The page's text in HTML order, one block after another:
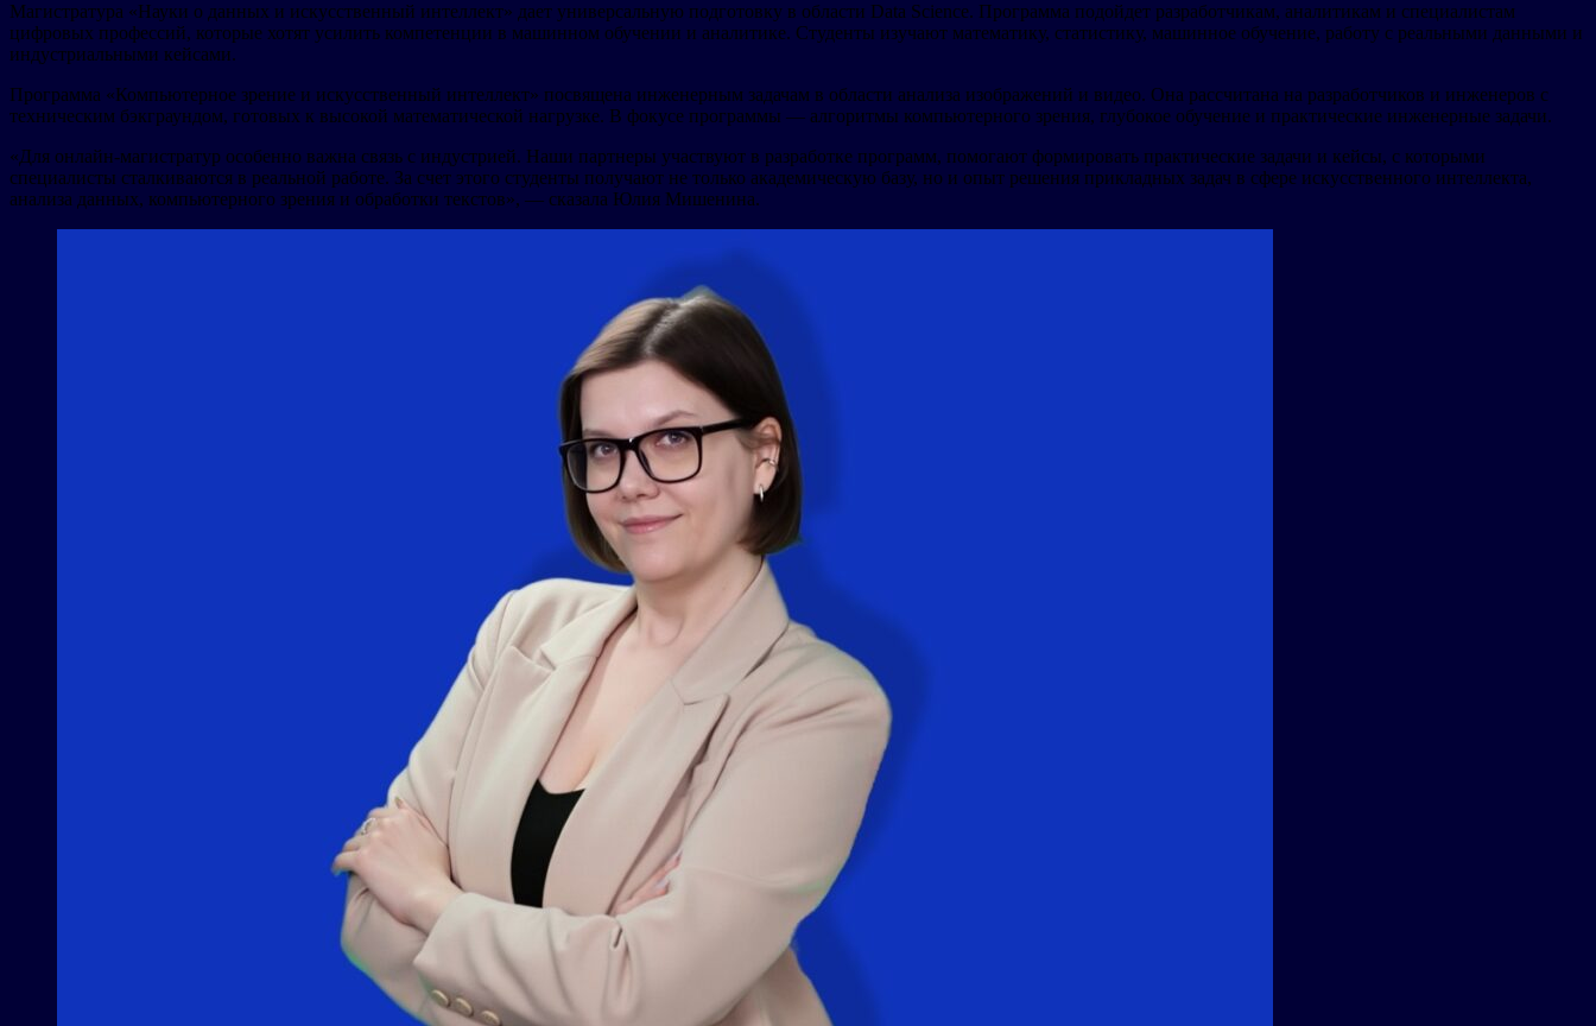
Магистратура «Науки о данных и искусственный интеллект» дает универсальную подготовку в области Data Science. Программа подойдет разработчикам, аналитикам и специалистам
цифровых профессий, которые хотят усилить компетенции в машинном обучении и аналитике. Студенты изучают математику, статистику, машинное обучение, работу с реальными данными и
индустриальными кейсами.
Программа «Компьютерное зрение и искусственный интеллект» посвящена инженерным задачам в области анализа изображений и видео. Она рассчитана на разработчиков и инженеров с
техническим бэкграундом, готовых к высокой математической нагрузке. В фокусе программы — алгоритмы компьютерного зрения, глубокое обучение и практические инженерные задачи.
«Для онлайн-магистратур особенно важна связь с индустрией. Наши партнеры участвуют в разработке программ, помогают формировать практические задачи и кейсы, с которыми
специалисты сталкиваются в реальной работе. За счет этого студенты получают не только академическую базу, но и опыт решения прикладных задач в сфере искусственного интеллекта,
анализа данных, компьютерного зрения и обработки текстов», — сказала Юлия Мишенина.